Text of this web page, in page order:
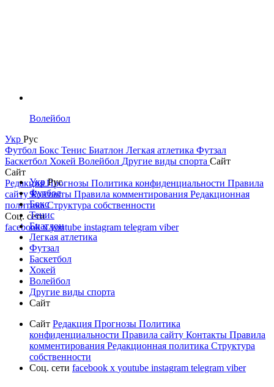
Волейбол
Укр Рус
Футбол Бокс Тенис Биатлон Легкая атлетика Футзал
Баскетбол Хокей Волейбол Другие виды спорта Сайт
Сайт
РедакцияПрогнозы Политика конфиденциальности Правила
сайтуКонтакты Правила комментирования Редакционная
политикаСтруктура собственности
Соц. сети
facebookxyoutube instagram telegram viber
УкрРус
Футбол
Бокс
Тенис
Биатлон
Легкая атлетика
Футзал
Баскетбол
Хокей
Волейбол
Другие виды спорта
Сайт
Сайт Редакция Прогнозы Политика
конфиденциальности Правила сайту Контакты Правила
комментирования Редакционная политика Структура
собственности
Соц. сети facebook x youtube instagram telegram viber